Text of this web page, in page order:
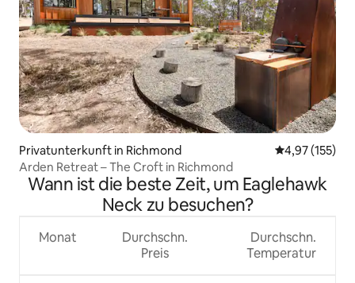
Privatunterkunft in Richmond
4,97 (155)
Arden Retreat – The Croft in Richmond
Wann ist die beste Zeit, um Eaglehawk
Neck zu besuchen?
Monat
Durchschn.
Preis
Durchschn.
Temperatur